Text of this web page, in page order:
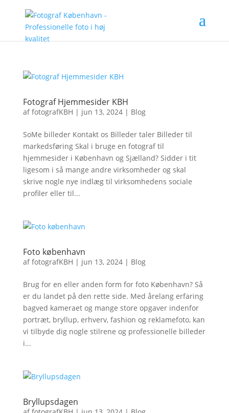
Fotograf Hjemmesider KBH
affotografKBH | jun 13, 2024| Blog
SoMe billeder Kontakt os Billeder taler Billeder til
markedsføring Skal i bruge en fotograf til
hjemmesider i København og Sjælland? Sidder i tit
ligesom i så mange andre virksomheder og skal
skrive nogle nye indlæg til virksomhedens sociale
profiler eller til...
Foto københavn
affotografKBH | jun 13, 2024| Blog
Brug for en eller anden form for foto København? Så
er du landet på den rette side. Med årelang erfaring
bagved kameraet og mange store opgaver indenfor
portræt, bryllup, erhverv, fashion og reklamefoto, kan
vi tilbyde dig nogle stilrene og professionelle billeder
i...
Bryllupsdagen